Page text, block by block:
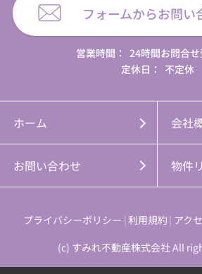
フォームからお問い
営業時間： 24時間お問合
定休日：
不定休
ホーム 会社
お問い合わせ 物件
プライバシーポリシー 利用規約 アク
(c) すみれ不動産株式会社 All